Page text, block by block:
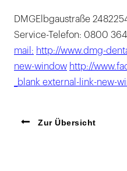
DMGElbgaustraße
Service-Telefon: 0800
mail: http://www.dmg-
new-window http://
_blank external-link-new-
Zur Übersicht